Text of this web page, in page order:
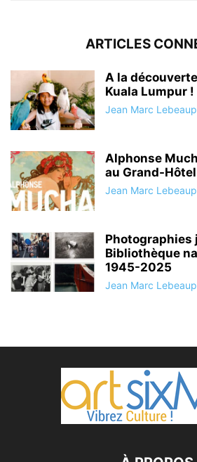
ARTICLES
A la
Kuala Lumpur !
Jean Marc
Alphonse
au Grand-
Jean Marc
Photographies
Bibliothèque
1945-2025
Jean Marc